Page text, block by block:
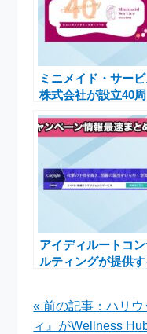
ミニメイド・サー
株式会社が設立40周
ーンを実施します
アイディルートコ
ルティングが提供す
強化を実現
« 前の記事：ハリ
ィ』がWellness